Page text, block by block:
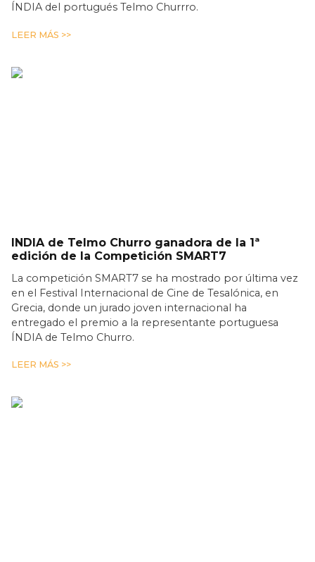
ÍNDIA del portugués Telmo Churrro.
LEER MÁS >>
INDIA de Telmo Churro ganadora de la 1ª
edición de la Competición SMART7
La competición SMART7 se ha mostrado por última vez
en el Festival Internacional de Cine de Tesalónica, en
Grecia, donde un jurado joven internacional ha
entregado el premio a la representante portuguesa
ÍNDIA de Telmo Churro.
LEER MÁS >>